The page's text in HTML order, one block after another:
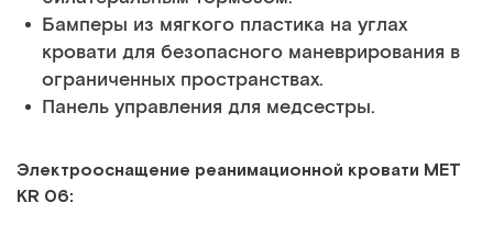
Бамперы из мягкого пластика на углах
кровати для безопасного маневрирования в
ограниченных пространствах.
Панель управления для медсестры.
Электрооснащение реанимационной кровати MET
KR 06: